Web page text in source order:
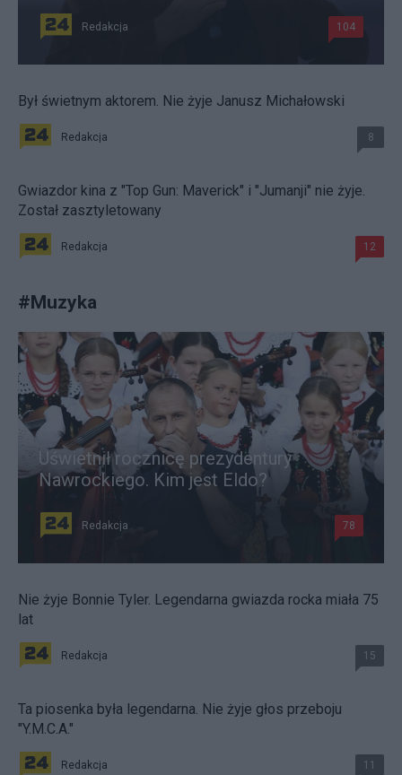
Redakcja 104
Był świetnym aktorem. Nie żyje Janusz Michałowski
Redakcja 8
Gwiazdor kina z "Top Gun: Maverick" i "Jumanji" nie żyje.
Został zasztyletowany
Redakcja 12
#Muzyka
Uświetnił rocznicę prezydentury
Nawrockiego. Kim jest Eldo?
Redakcja 78
Nie żyje Bonnie Tyler. Legendarna gwiazda rocka miała 75
lat
Redakcja 15
Ta piosenka była legendarna. Nie żyje głos przeboju
"Y.M.C.A."
Redakcja 11